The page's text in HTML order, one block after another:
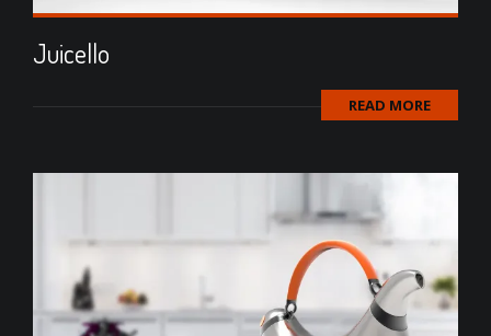
Juicello
READ MORE